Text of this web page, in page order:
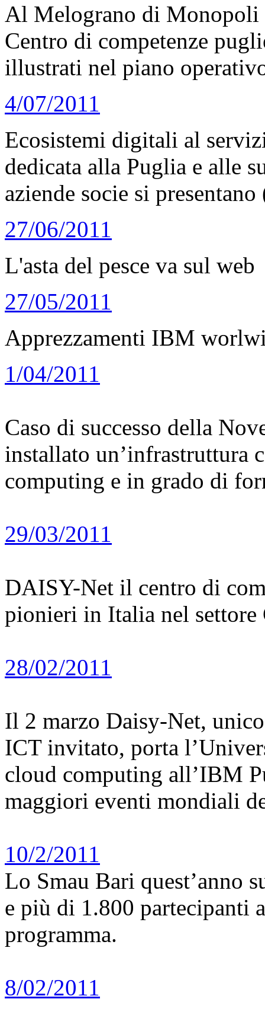
Al Melograno di Monopoli
Centro di competenze
illustrati nel piano
4/07/2011
Ecosistemi digitali al
dedicata alla Puglia e alle
aziende socie si
27/06/2011
L'asta del pesce va sul web
27/05/2011
Apprezzamenti IBM
1/04/2011
Caso di successo della
installato un’infrastruttura
computing e in grado di
29/03/2011
DAISY-Net il centro di
pionieri in Italia nel
28/02/2011
Il 2 marzo Daisy-Net,
ICT invitato, porta
cloud computing all’IBM
maggiori eventi mondiali
10/2/2011
Lo Smau Bari quest’anno
e più di 1.800 partecipanti
programma.
8/02/2011